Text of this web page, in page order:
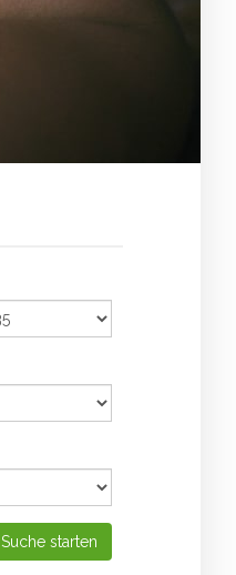
Suche starten